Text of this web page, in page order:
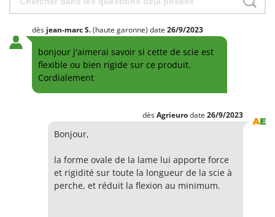
Stiga
Stocker
Tecla
Telwin
Tenco
Tineco
Titania
dès jean-marcS.(haute garonne) date 26/9/2023
bonjour j'aimerai savoir si cette de scie est
flexible ou bien rigide sur ce produit.
Cordialement
dèsAgrieurodate 26/9/2023
Bonjour,
la forme ovale de la lame lui apporte force
et rigidité sur toute la longueur de la scie à
perche, et réduit la flexion au minimum.